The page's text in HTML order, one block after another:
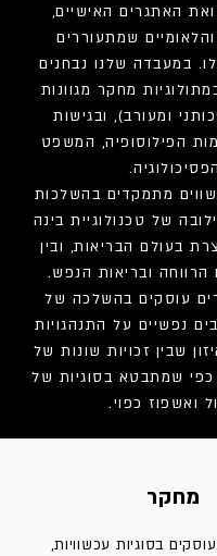
האתגרים האישיים,
שמתעוררים
במעבדה שלנו נבחנים
מחקר מגוונות
ומעורב), ובגישות
הפילוסופיה, המשפט
מתמקדים בהשלכות
של טכנולוגיית בינה
בעולם הבריאות, ובין
הרווחה ובריאות הנפש.
עוסקים בהשלכה של
נפשיים על התנהגויות
שבין זכויות שונות של
שמתבטא בסוגיות של
ואשפוז כפוי.
מחקר
בסוגיות עכשוויות,